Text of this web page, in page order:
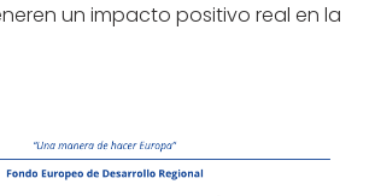
un impacto positivo real en la